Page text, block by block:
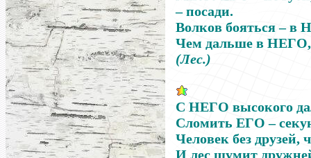
–посади.
Волков бояться–в
Чем дальше в НЕГО
(Лес.)
С НЕГО высокого
Сломить ЕГО –
Человек без друзей,
И лес шумит